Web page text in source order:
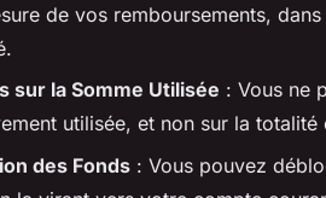
de vos remboursements,
sur la Somme Utilisée : Vous ne
utilisée, et non sur la
des Fonds : Vous pouvez